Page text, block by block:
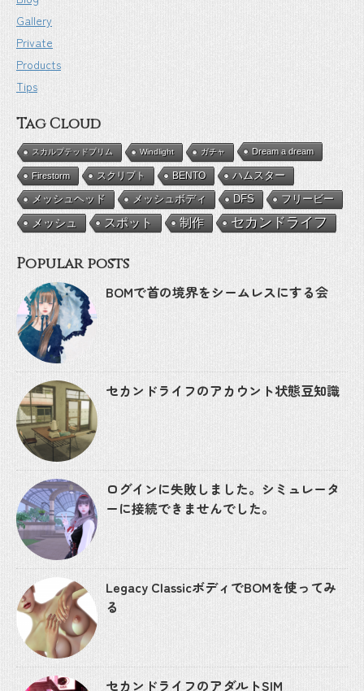
Gallery
Private
Products
Tips
Tag Cloud
スカルプテッドプリム Windlight ガチャ Dream a dream
Firestorm スクリプト BENTO ハムスター
メッシュヘッド メッシュボディ DFS フリービー
メッシュ スポット 制作 セカンドライフ
Popular posts
BOMで首の境界をシームレスにする会
セカンドライフのアカウント状態豆知識
ログインに失敗しました。シミュレータ
ーに接続できませんでした。
Legacy ClassicボディでBOMを使ってみ
る
セカンドライフのアダルトSIM